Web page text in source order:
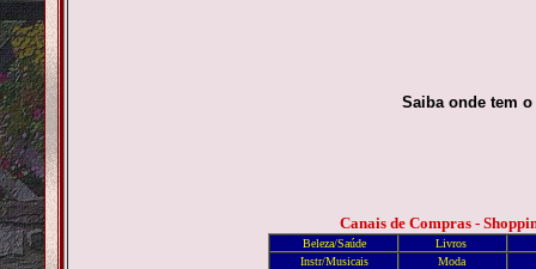
Saiba onde tem
Canais de Compras -
Beleza/Saúde
Livros
Instr/Musicais
Moda